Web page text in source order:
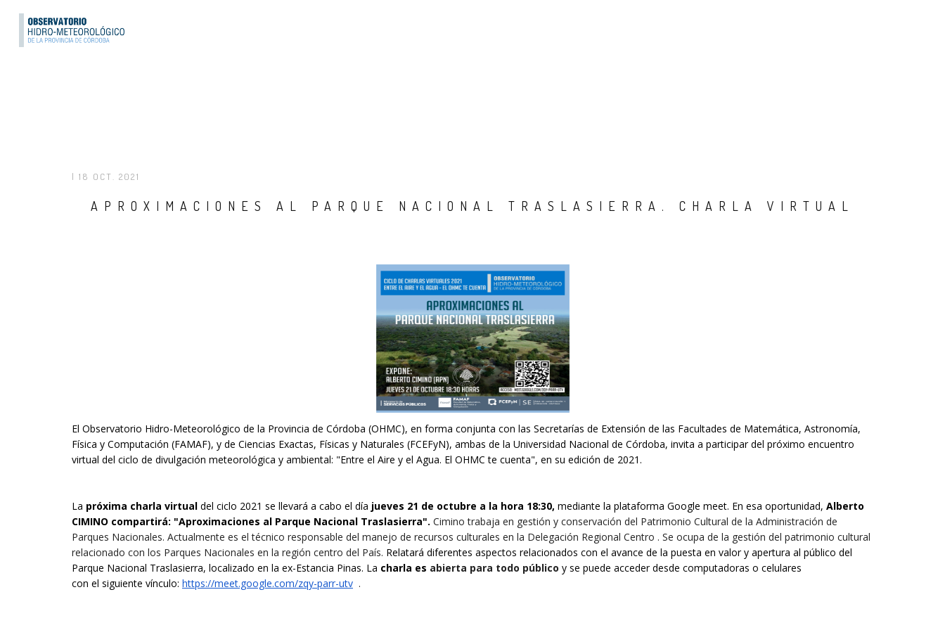
| 18 OCT. 2021
APROXIMACIONES AL PARQUE NACIONAL TRASLASIERRA. CHARLA VIRTUAL
El Observatorio Hidro-Meteorológico de la Provincia de Córdoba (OHMC), en forma conjunta con las Secretarías de Extensión de las Facultades de Matemática, Astronomía,
Física y Computación (FAMAF), y de Ciencias Exactas, Físicas y Naturales (FCEFyN), ambas de la Universidad Nacional de Córdoba, invita a participar del próximo encuentro
virtual del ciclo de divulgación meteorológica y ambiental: "Entre el Aire y el Agua. El OHMC te cuenta", en su edición de 2021.
La próxima charla virtual del ciclo 2021 se llevará a cabo el día jueves 21 de octubre a la hora 18:30, mediante la plataforma Google meet. En esa oportunidad, Alberto
CIMINO compartirá: "Aproximaciones al Parque Nacional Traslasierra". Cimino trabaja en gestión y conservación del Patrimonio Cultural de la Administración de
Parques Nacionales. Actualmente es el técnico responsable del manejo de recursos culturales en la Delegación Regional Centro . Se ocupa de la gestión del patrimonio cultural
relacionado con los Parques Nacionales en la región centro del País. Relatará diferentes aspectos relacionados con el avance de la puesta en valor y apertura al público del
Parque Nacional Traslasierra, localizado en la ex-Estancia Pinas. La charla es abierta para todo público y se puede acceder desde computadoras o celulares
con el siguiente vínculo: https://meet.google.com/zqy-parr-utv .